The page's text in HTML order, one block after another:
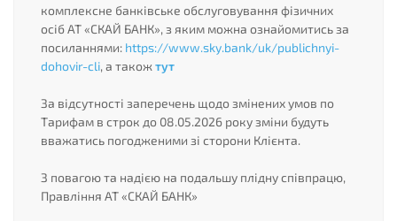
комплексне банківське обслуговування фізичних
осіб АТ «СКАЙ БАНК», з яким можна ознайомитись за
посиланнями: https://www.sky.bank/uk/publichnyi-
dohovir-cli, а такожтут
За відсутності заперечень щодо змінених умов по
Тарифам в строк до 08.05.2026 року зміни будуть
вважатись погодженими зі сторони Клієнта.
З повагою та надією на подальшу плідну співпрацю,
Правління АТ «СКАЙ БАНК»